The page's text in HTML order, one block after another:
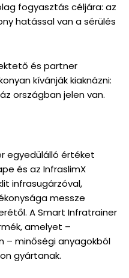
fogyasztás céljára: az
hatással van a sérülés
és partner
kívánják kiaknázni:
országban jelen van.
egyedülálló értéket
és az InfraslimX
infrasugárzóval,
messze
A Smart Infratrainer
amelyet –
– minőségi anyagokból
gyártanak.